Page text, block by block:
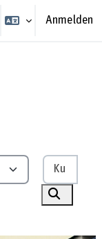
umschalten
Anmelden